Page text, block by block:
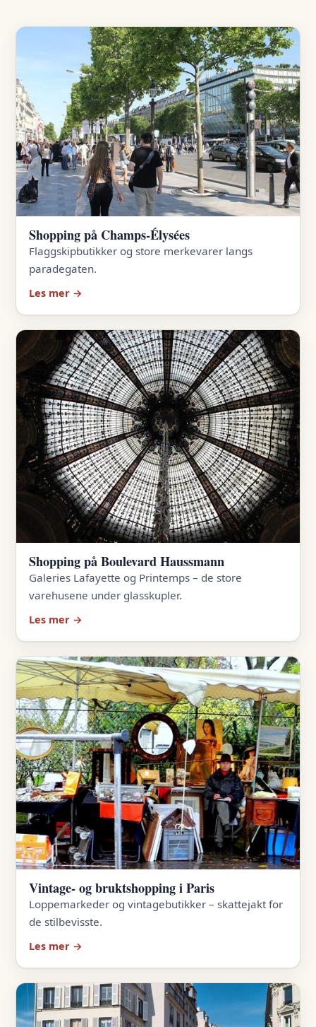
Shopping på Champs-Élysées
Flaggskipbutikker og store merkevarer langs
paradegaten.
Les mer →
Shopping på Boulevard Haussmann
Galeries Lafayette og Printemps – de store
varehusene under glasskupler.
Les mer →
Vintage- og bruktshopping i Paris
Loppemarkeder og vintagebutikker – skattejakt for
de stilbevisste.
Les mer →